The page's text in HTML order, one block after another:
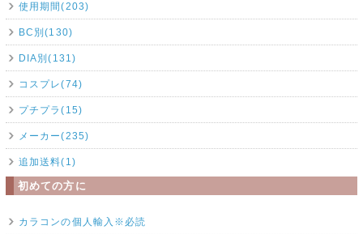
使用期間(203)
BC別(130)
DIA別(131)
コスプレ(74)
プチプラ(15)
メーカー(235)
追加送料(1)
初めての方に
カラコンの個人輸入※必読